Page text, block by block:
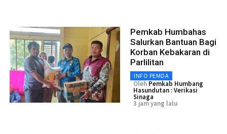
Pemkab Humbahas
Salurkan Bantuan Bagi
Korban Kebakaran di
Parlilitan
INFO PEMDA
Oleh Pemkab Humbang
Hasundutan : Verikasi
Sinaga
3 jam yang lalu